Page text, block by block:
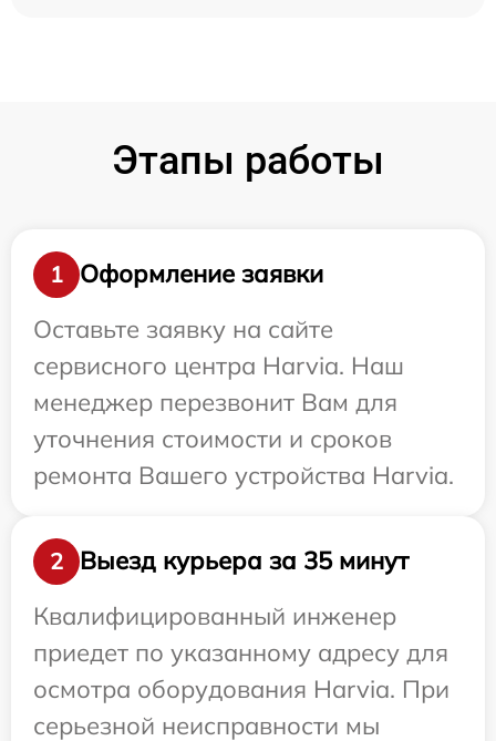
Этапы работы
1
Оформление заявки
Оставьте заявку на сайте
сервисного центра Harvia. Наш
менеджер перезвонит Вам для
уточнения стоимости и сроков
ремонта Вашего устройства Harvia.
2
Выезд курьера за 35 минут
Квалифицированный инженер
приедет по указанному адресу для
осмотра оборудования Harvia. При
серьезной неисправности мы